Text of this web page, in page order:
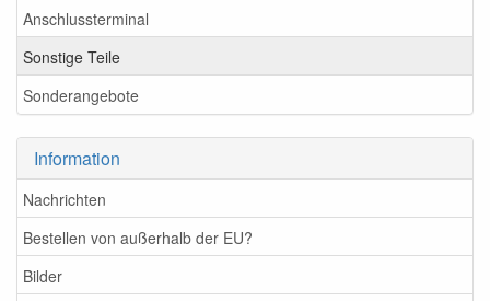
Anschlussterminal
Sonstige Teile
Sonderangebote
Information
Nachrichten
Bestellen von außerhalb der EU?
Bilder